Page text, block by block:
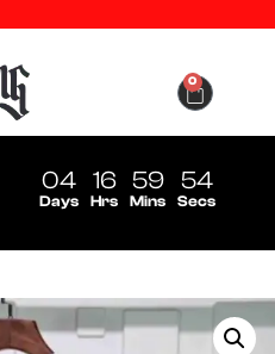
0
04
Days
16
Hrs
59
Mins
54
Secs